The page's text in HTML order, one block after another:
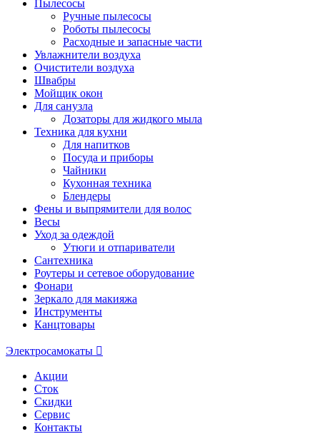
Пылесосы
Ручные пылесосы
Роботы пылесосы
Расходные и запасные части
Увлажнители воздуха
Очистители воздуха
Швабры
Мойщик окон
Для санузла
Дозаторы для жидкого мыла
Техника для кухни
Для напитков
Посуда и приборы
Чайники
Кухонная техника
Блендеры
Фены и выпрямители для волос
Весы
Уход за одеждой
Утюги и отпариватели
Сантехника
Роутеры и сетевое оборудование
Фонари
Зеркало для макияжа
Инструменты
Канцтовары
Электросамокаты
Акции
Сток
Скидки
Сервис
Контакты